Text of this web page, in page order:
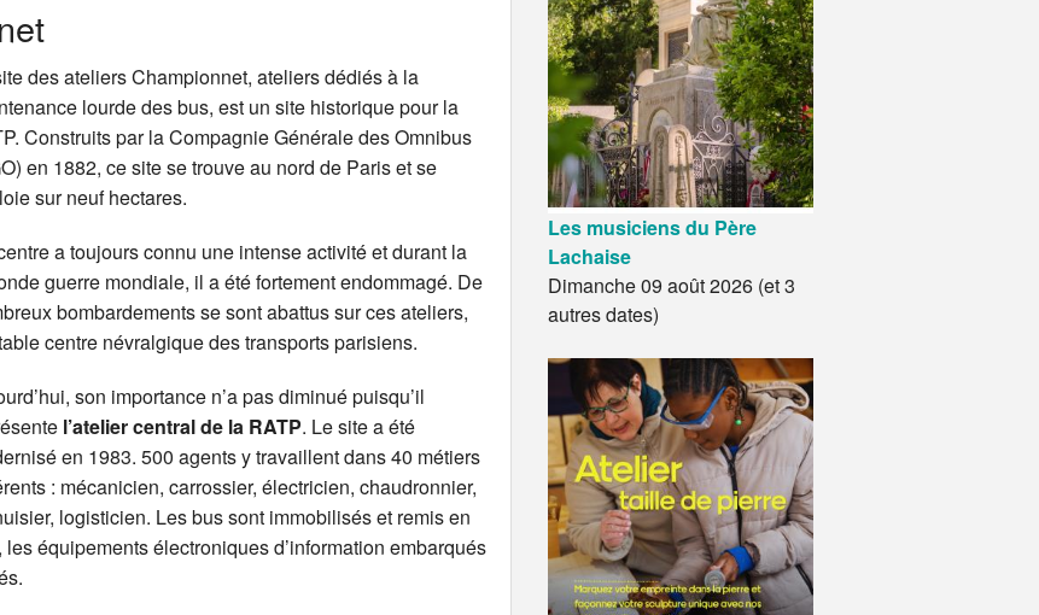
des ateliers Championnet, ateliers dédiés à la
lourde des bus, est un site historique pour la
Construits par la Compagnie Générale des Omnibus
en 1882, ce site se trouve au nord de Paris et se
sur neuf hectares.
a toujours connu une intense activité et durant la
guerre mondiale, il a été fortement endommagé. De
bombardements se sont abattus sur ces ateliers,
centre névralgique des transports parisiens.
son importance n’a pas diminué puisqu’il
l’atelier central de la RATP. Le site a été
en 1983. 500 agents y travaillent dans 40 métiers
: mécanicien, carrossier, électricien, chaudronnier,
logisticien. Les bus sont immobilisés et remis en
les équipements électroniques d’information embarqués
Les musiciens du Père
Lachaise
Dimanche 09 août 2026 (et 3
autres dates)